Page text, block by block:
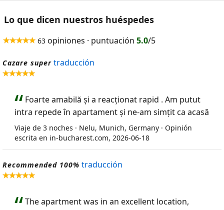
Lo que dicen nuestros huéspedes
63 opiniones · puntuación 5.0/5
Cazare super traducción
Foarte amabilă și a reacționat rapid . Am putut
intra repede în apartament și ne-am simțit ca acasă
Viaje de 3 noches · Nelu, Munich, Germany · Opinión
escrita en in-bucharest.com, 2026-06-18
Recommended 100% traducción
The apartment was in an excellent location,